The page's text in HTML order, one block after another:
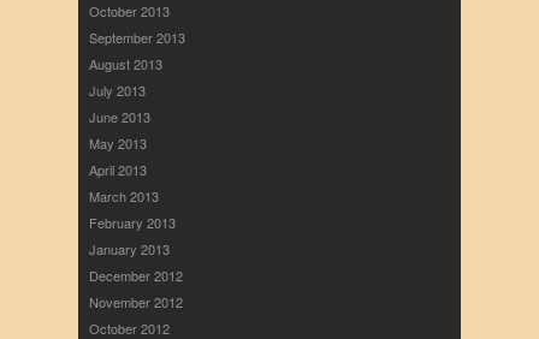
October 2013
September 2013
August 2013
July 2013
June 2013
May 2013
April 2013
March 2013
February 2013
January 2013
December 2012
November 2012
October 2012